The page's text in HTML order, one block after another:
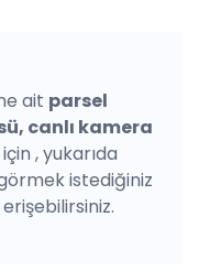
ait parsel
canlı kamera
, yukarıda
istediğiniz